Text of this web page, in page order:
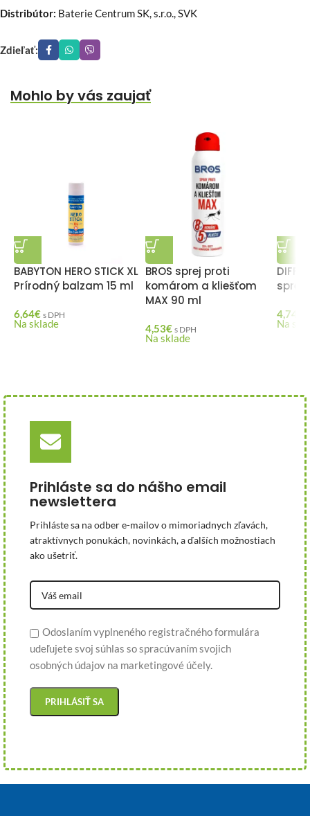
Distribútor: Baterie Centrum SK, s.r.o., SVK
Zdieľať:
Mohlo by vás zaujať
BABYTON HERO STICK XL
Prírodný balzam 15 ml
6,64€ s DPH
Na sklade
BROS sprej proti
komárom a kliešťom
MAX 90 ml
4,53€ s DPH
Na sklade
sprej
4,74
Na
Prihláste sa do nášho email
newslettera
Prihláste sa na odber e-mailov o mimoriadnych zľavách,
atraktívnych ponukách, novinkách, a ďalších možnostiach
ako ušetriť.
Odoslaním vyplneného registračného formulára
udeľujete svoj súhlas so spracúvaním svojich
osobných údajov na marketingové účely.